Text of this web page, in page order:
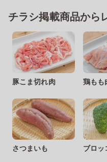
チラシ掲載商品から
豚こま切れ肉 鶏もも
さつまいも ブロッ